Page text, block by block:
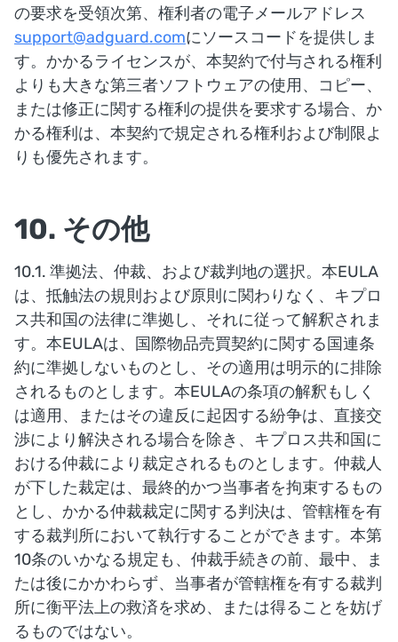
の要求を受領次第、権利者の電子メールアドレス
support@adguard.comにソースコードを提供しま
す。かかるライセンスが、本契約で付与される権利
よりも大きな第三者ソフトウェアの使用、コピー、
または修正に関する権利の提供を要求する場合、か
かる権利は、本契約で規定される権利および制限よ
りも優先されます。
10. その他
10.1. 準拠法、仲裁、および裁判地の選択。本EULA
は、抵触法の規則および原則に関わりなく、キプロ
ス共和国の法律に準拠し、それに従って解釈されま
す。本EULAは、国際物品売買契約に関する国連条
約に準拠しないものとし、その適用は明示的に排除
されるものとします。本EULAの条項の解釈もしく
は適用、またはその違反に起因する紛争は、直接交
渉により解決される場合を除き、キプロス共和国に
おける仲裁により裁定されるものとします。仲裁人
が下した裁定は、最終的かつ当事者を拘束するもの
とし、かかる仲裁裁定に関する判決は、管轄権を有
する裁判所において執行することができます。本第
10条のいかなる規定も、仲裁手続きの前、最中、ま
たは後にかかわらず、当事者が管轄権を有する裁判
所に衡平法上の救済を求め、または得ることを妨げ
るものではない。